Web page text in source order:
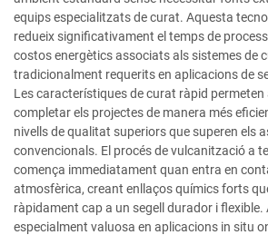
equips especialitzats de curat. Aquesta
redueix significativament el temps de
costos energètics associats als sistemes de
tradicionalment requerits en aplicacions de
Les característiques de curat ràpid
completar els projectes de manera més
nivells de qualitat superiors que superen els
convencionals. El procés de vulcanització a
comença immediatament quan entra en
atmosfèrica, creant enllaços químics forts
ràpidament cap a un segell durador i
especialment valuosa en aplicacions in situ